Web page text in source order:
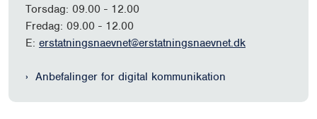
Torsdag: 09.00 - 12.00
Fredag: 09.00 - 12.00
E: erstatningsnaevnet@erstatningsnaevnet.dk
Anbefalinger for digital kommunikation